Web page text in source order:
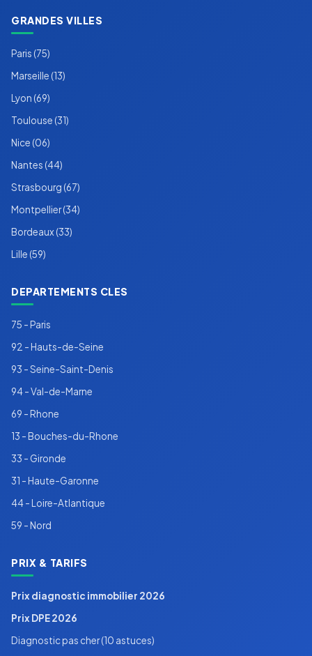
GRANDES VILLES
Paris (75)
Marseille (13)
Lyon (69)
Toulouse (31)
Nice (06)
Nantes (44)
Strasbourg (67)
Montpellier (34)
Bordeaux (33)
Lille (59)
DEPARTEMENTS CLES
75 - Paris
92 - Hauts-de-Seine
93 - Seine-Saint-Denis
94 - Val-de-Marne
69 - Rhone
13 - Bouches-du-Rhone
33 - Gironde
31 - Haute-Garonne
44 - Loire-Atlantique
59 - Nord
PRIX & TARIFS
Prix diagnostic immobilier 2026
Prix DPE 2026
Diagnostic pas cher (10 astuces)